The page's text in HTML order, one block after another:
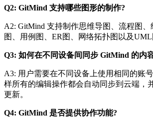
Q2: GitMind 支持哪些图形的制作?
A2: GitMind 支持制作思维导图、流程图
图、用例图、ER图、网络拓扑图以及UML
Q3: 如何在不同设备间同步 GitMind 的内
A3: 用户需要在不同设备上使用相同的账
样所有的编辑操作都会自动同步到云端，
更新。
Q4: GitMind 是否提供协作功能?